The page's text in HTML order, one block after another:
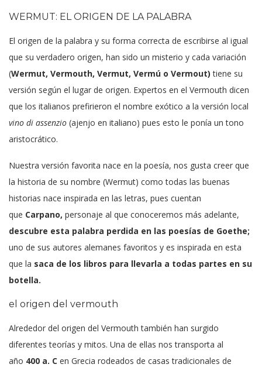
WERMUT: EL ORIGEN DE LA PALABRA
El origen de la palabra y su forma correcta de escribirse al igual
que su verdadero origen, han sido un misterio y cada variación
(Wermut, Vermouth, Vermut, Vermú o Vermout) tiene su
versión según el lugar de origen. Expertos en el Vermouth dicen
que los italianos prefirieron el nombre exótico a la versión local
vino di assenzio (ajenjo en italiano) pues esto le ponía un tono
aristocrático.
Nuestra versión favorita nace en la poesía, nos gusta creer que
la historia de su nombre (Wermut) como todas las buenas
historias nace inspirada en las letras, pues cuentan
que Carpano, personaje al que conoceremos más adelante,
descubre esta palabra perdida en las poesías de Goethe;
uno de sus autores alemanes favoritos y es inspirada en esta
que la saca de los libros para llevarla a todas partes en su
botella.
el origen del vermouth
Alrededor del origen del Vermouth también han surgido
diferentes teorías y mitos. Una de ellas nos transporta al
año 400 a. C en Grecia rodeados de casas tradicionales de